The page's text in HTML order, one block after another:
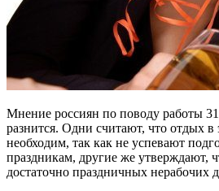
Мнение россиян по поводу работы
разнится. Одни считают, что отдых в
необходим, так как не успевают
праздникам, другие же утверждают,
достаточно праздничных нерабочих